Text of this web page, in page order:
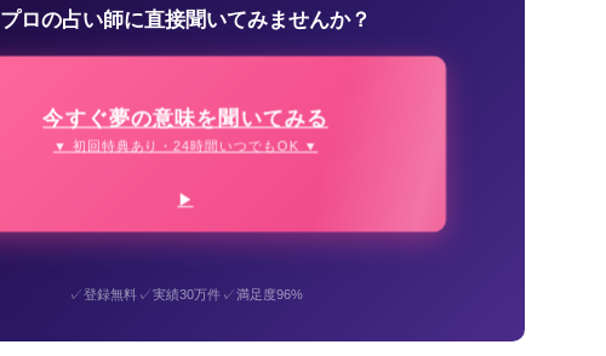
プロの占い師に直接聞いてみませんか？
今すぐ夢の意味を聞いてみる
▼ 初回特典あり・24時間いつでもOK ▼
✓登録無料✓実績30万件✓満足度96%